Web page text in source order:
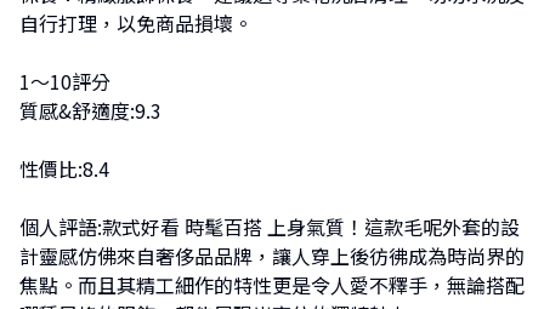
自行打理，以免商品損壞。
1～10評分
質感&舒適度:9.3
性價比:8.4
個人評語:款式好看 時髦百搭 上身氣質！這款毛呢外套的設
計靈感仿佛來自奢侈品品牌，讓人穿上後彷彿成為時尚界的
焦點。而且其精工細作的特性更是令人愛不釋手，無論搭配